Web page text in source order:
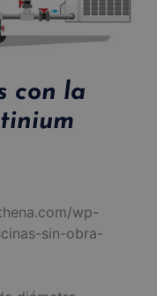
con la
wp-
sin-obra-